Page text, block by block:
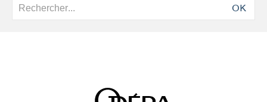
OK